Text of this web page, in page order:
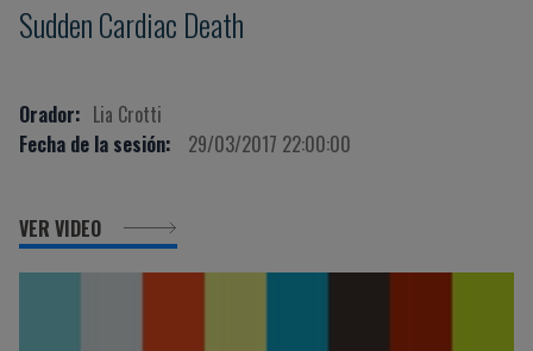
Sudden Cardiac Death
Orador: Lia Crotti
Fecha de la sesión:
29/03/2017 22:00:00
VER VIDEO